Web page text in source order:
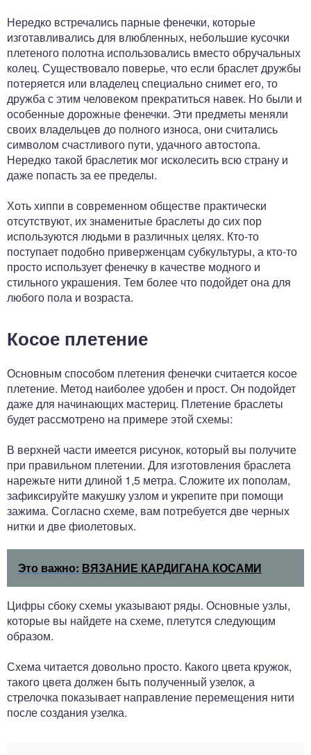
Нередко встречались парные фенечки, которые
изготавливались для влюбленных, небольшие кусочки
плетеного полотна использовались вместо обручальных
колец. Существовало поверье, что если браслет дружбы
потеряется или владелец специально снимет его, то
дружба с этим человеком прекратиться навек. Но были и
особенные дорожные фенечки. Эти предметы меняли
своих владельцев до полного износа, они считались
символом счастливого пути, удачного автостопа.
Нередко такой браслетик мог исколесить всю страну и
даже попасть за ее пределы.
Хоть хиппи в современном обществе практически
отсутствуют, их знаменитые браслеты до сих пор
используются людьми в различных целях. Кто-то
поступает подобно приверженцам субкультуры, а кто-то
просто использует фенечку в качестве модного и
стильного украшения. Тем более что подойдет она для
любого пола и возраста.
Косое плетение
Основным способом плетения фенечки считается косое
плетение. Метод наиболее удобен и прост. Он подойдет
даже для начинающих мастериц. Плетение браслеты
будет рассмотрено на примере этой схемы:
В верхней части имеется рисунок, который вы получите
при правильном плетении. Для изготовления браслета
нарежьте нити длиной 1,5 метра. Сложите их пополам,
зафиксируйте макушку узлом и укрепите при помощи
зажима. Согласно схеме, вам потребуется две черных
нитки и две фиолетовых.
Это важно: ВЯЗАНИЕ КАРДИГАНА КОСАМИ
Цифры сбоку схемы указывают ряды. Основные узлы,
которые вы найдете на схеме, плетутся следующим
образом.
Схема читается довольно просто. Какого цвета кружок,
такого цвета должен быть полученный узелок, а
стрелочка показывает направление перемещения нити
после создания узелка.